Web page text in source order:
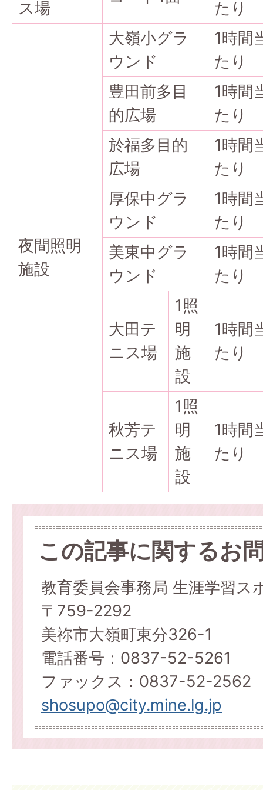
ス場
たり
夜間照明
施設
大嶺小グラ
ウンド
1時間
たり
豊田前多目
的広場
1時間
たり
於福多目的
広場
1時間
たり
厚保中グラ
ウンド
1時間
たり
美東中グラ
ウンド
1時間
たり
大田テ
ニス場
1照
明
施
設
1時間
たり
秋芳テ
ニス場
1照
明
施
設
1時間
たり
この記事に関するお
教育委員会事務局 生涯学習ス
〒759-2292
美祢市大嶺町東分326-1
電話番号：0837-52-5261
ファックス：0837-52-2562
shosupo@city.mine.lg.jp